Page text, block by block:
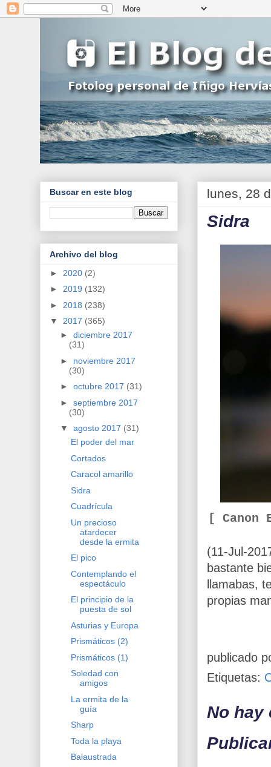
lunes, 28
Sidra
[ Canon
(11-Jul-
bastante
llamabas,
propias
publicado
Etiquetas:
No hay
Buscar en este blog
Archivo del blog
► 2020 (2)
► 2019 (132)
► 2018 (238)
▼ 2017 (365)
► diciembre 2017
(31)
► noviembre 2017
(30)
► octubre 2017 (31)
► septiembre 2017
(30)
▼ agosto 2017 (31)
El poder del mar
Cortados
Caracol amarillo
Sidra
Cuadrícula
Un precioso
atardecer
desde la ermita
El pico
Contemplando el
espectáculo
El principio de la
puesta de sol
Asturias y Europa
Prismáticos (2)
Prismáticos (1)
Soledad con
amigos
La ermita de la
guía
Sharp
Toda la playa
Balaustrada